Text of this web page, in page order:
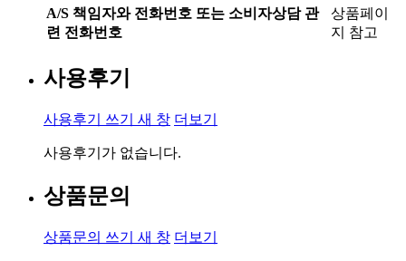
A/S 책임자와 전화번호 또는 소비자상담 관
련 전화번호
상품페이
지 참고
사용후기
사용후기 쓰기 새 창 더보기
사용후기가 없습니다.
상품문의
상품문의 쓰기 새 창 더보기